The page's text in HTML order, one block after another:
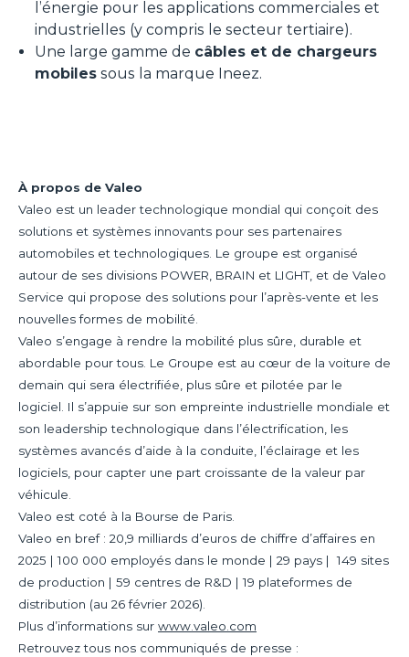
l’énergie pour les applications commerciales et
industrielles (y compris le secteur tertiaire).
Une large gamme de câbles et de chargeurs
mobiles sous la marque Ineez.
À propos de Valeo
Valeo est un leader technologique mondial qui conçoit des
solutions et systèmes innovants pour ses partenaires
automobiles et technologiques. Le groupe est organisé
autour de ses divisions POWER, BRAIN et LIGHT, et de Valeo
Service qui propose des solutions pour l’après-vente et les
nouvelles formes de mobilité.
Valeo s’engage à rendre la mobilité plus sûre, durable et
abordable pour tous. Le Groupe est au cœur de la voiture de
demain qui sera électrifiée, plus sûre et pilotée par le
logiciel. Il s’appuie sur son empreinte industrielle mondiale et
son leadership technologique dans l’électrification, les
systèmes avancés d’aide à la conduite, l’éclairage et les
logiciels, pour capter une part croissante de la valeur par
véhicule.
Valeo est coté à la Bourse de Paris.
Valeo en bref : 20,9 milliards d’euros de chiffre d’affaires en
2025 | 100 000 employés dans le monde | 29 pays | 149 sites
de production | 59 centres de R&D | 19 plateformes de
distribution (au 26 février 2026).
Plus d’informations sur www.valeo.com
Retrouvez tous nos communiqués de presse :